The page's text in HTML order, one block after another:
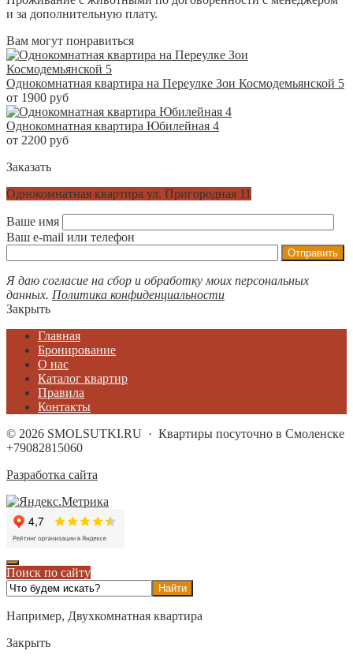
и за дополнительную плату.
Вам могут понравиться
Однокомнатная квартира на Переулке Зои Космодемьянской 5
от 1900 руб
Однокомнатная квартира Юбилейная 4
от 2200 руб
Заказать
Однокомнатная квартира ул. Пригородная 11
Ваше имя
Ваш e-mail или телефон
Я даю согласие на сбор и обработку моих персональных
данных. Политика конфиденциальности
Закрыть
Главная
Бронирование
О нас
Каталог квартир
Правила
Контакты
© 2026 SMOLSUTKI.RU · Квартиры посуточно в Смоленске
+79082815060
Разработка сайта
Поиск по сайту
Например, Двухкомнатная квартира
Закрыть